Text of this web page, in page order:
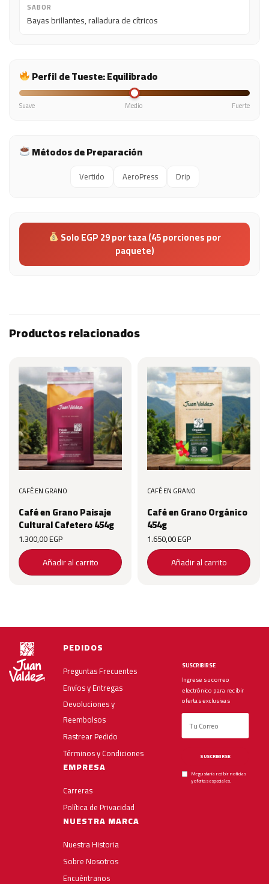
SABOR
Bayas brillantes, ralladura de cítricos
Perfil de Tueste: Equilibrado
Suave Medio Fuerte
Métodos de Preparación
Vertido AeroPress Drip
Solo EGP 29 por taza (45 porciones por
paquete)
Productos relacionados
CAFÉ EN GRANO
Café en Grano Paisaje
Cultural Cafetero 454g
1.300,00EGP
Añadir al carrito
CAFÉ EN GRANO
Café en Grano Orgánico
454g
1.650,00EGP
Añadir al carrito
PEDIDOS
Preguntas Frecuentes
Envíos y Entregas
Devoluciones y
Reembolsos
Rastrear Pedido
Términos y Condiciones
EMPRESA
Carreras
Política de Privacidad
NUESTRA MARCA
Nuestra Historia
Sobre Nosotros
Encuéntranos
SUSCRIBIRSE
Ingrese su correo
electrónico para recibir
ofertas exclusivas
SUSCRIBIRSE
Me gustaría recibir noticias
y ofertas especiales.